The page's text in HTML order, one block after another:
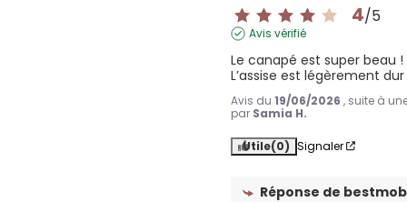
4/5
Avis vérifié
Le canapé est super beau !
L’assise est légèrement
Avis du19/06/2026 , suite à
par Samia H.
Utile(0) Signaler
Réponse de